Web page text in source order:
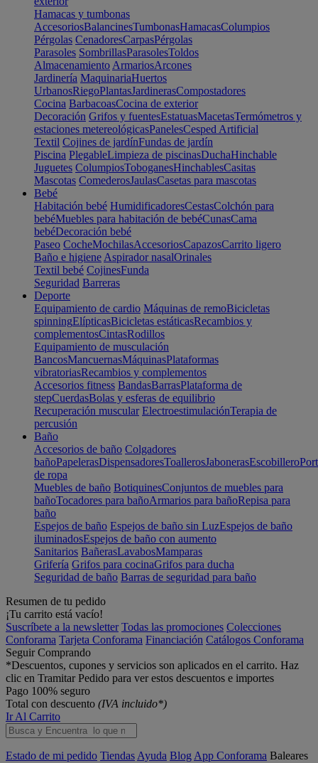
Hamacas y tumbonas
AccesoriosBalancinesTumbonasHamacasColumpios
Pérgolas CenadoresCarpasPérgolas
Parasoles SombrillasParasolesToldos
Almacenamiento ArmariosArcones
Jardinería MaquinariaHuertos
UrbanosRiegoPlantasJardinerasCompostadores
Cocina BarbacoasCocina de exterior
Decoración Grifos y fuentesEstatuasMacetasTermómetros y
estaciones metereológicasPanelesCesped Artificial
Textil Cojines de jardínFundas de jardín
Piscina PlegableLimpieza de piscinasDuchaHinchable
Juguetes ColumpiosToboganesHinchablesCasitas
Mascotas ComederosJaulasCasetas para mascotas
Bebé
Habitación bebé HumidificadoresCestasColchón para
bebéMuebles para habitación de bebéCunasCama
bebéDecoración bebé
Paseo CocheMochilasAccesoriosCapazosCarrito ligero
Baño e higiene Aspirador nasalOrinales
Textil bebé CojinesFunda
Seguridad Barreras
Deporte
Equipamiento de cardio Máquinas de remoBicicletas
spinningElípticasBicicletas estáticasRecambios y
complementosCintasRodillos
Equipamiento de musculación
BancosMancuernasMáquinasPlataformas
vibratoriasRecambios y complementos
Accesorios fitness BandasBarrasPlataforma de
stepCuerdasBolas y esferas de equilibrio
Recuperación muscular ElectroestimulaciónTerapia de
percusión
Baño
Accesorios de baño Colgadores
bañoPapelerasDispensadoresToallerosJabonerasEscobillero
de ropa
Muebles de baño BotiquinesConjuntos de muebles para
bañoTocadores para bañoArmarios para bañoRepisa para
baño
Espejos de baño Espejos de baño sin LuzEspejos de baño
iluminadosEspejos de baño con aumento
Sanitarios BañerasLavabosMamparas
Grifería Grifos para cocinaGrifos para ducha
Seguridad de baño Barras de seguridad para baño
Resumen de tu pedido
¡Tu carrito está vacío!
Suscríbete a la newsletter Todas las promociones Colecciones
Conforama Tarjeta Conforama Financiación Catálogos Conforama
Seguir Comprando
*Descuentos, cupones y servicios son aplicados en el carrito. Haz
clic en Tramitar Pedido para ver estos descuentos e importes
Pago 100% seguro
Total con descuento (IVA incluido*)
Ir Al Carrito
Estado de mi pedido Tiendas Ayuda Blog App Conforama Baleares